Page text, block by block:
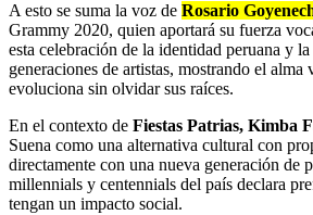
A esto se suma la voz de Rosario
Grammy 2020, quien aportará su fuerza
esta celebración de la identidad peruana y
generaciones de artistas, mostrando el
evoluciona sin olvidar sus raíces.
En el contexto de Fiestas Patrias, Kimba
Suena como una alternativa cultural con
directamente con una nueva generación de
millennials y centennials del país declara
tengan un impacto social.